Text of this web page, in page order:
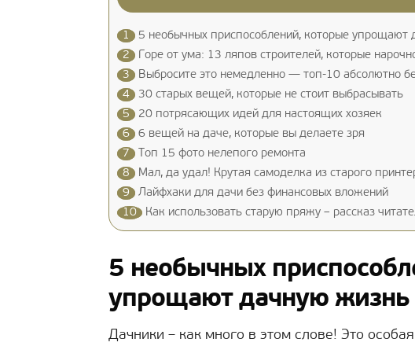
1
5 необычных приспособлений, которые упрощают
2
Горе от ума: 13 ляпов строителей, которые
3
Выбросите это немедленно — топ-10 абсолютно
4
30 старых вещей, которые не стоит выбрасывать
5
20 потрясающих идей для настоящих хозяек
6
6 вещей на даче, которые вы делаете зря
7
Топ 15 фото нелепого ремонта
8
Мал, да удал! Крутая самоделка из старого
9
Лайфхаки для дачи без финансовых вложений
10
Как использовать старую пряжу – рассказ
5 необычных
упрощают дачную жизнь
Дачники – как много в этом слове! Это